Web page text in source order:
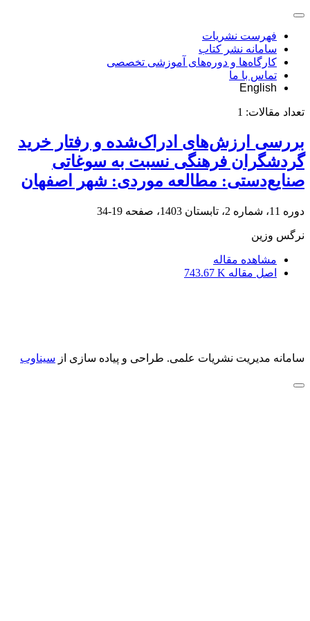
فهرست نشریات
سامانه نشر کتاب
کارگاه‌ها و دوره‌های آموزشی تخصصی
تماس با ما
English
تعداد مقالات: 1
بررسی ارزش‌های ادراک‌شده و رفتار خرید
گردشگران فرهنگی نسبت به سوغاتی
صنایع‌دستی: مطالعه موردی: شهر اصفهان
دوره 11، شماره 2، تابستان 1403، صفحه 19-34
نرگس وزین
مشاهده مقاله
اصل مقاله 743.67 K
سامانه مدیریت نشریات علمی. طراحی و پیاده سازی از سیناوب